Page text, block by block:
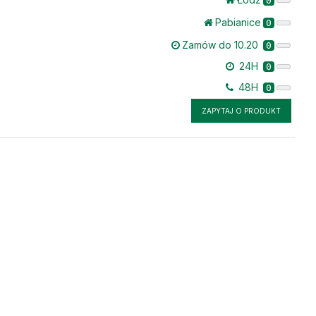
Pabianice 0
Zamów do 10.20 0
24H 0
48H 0
ZAPYTAJ O PRODUKT